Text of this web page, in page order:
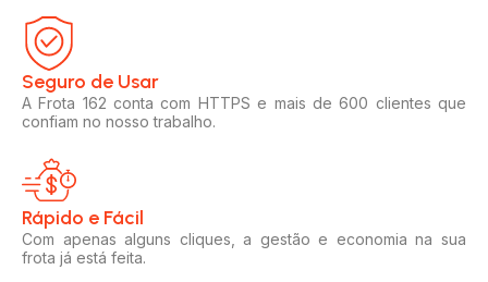
Seguro de Usar​
A Frota 162 conta com HTTPS e mais de 600 clientes que
confiam no nosso trabalho.
Rápido e Fácil​
Com apenas alguns cliques, a gestão e economia na sua
frota já está feita.